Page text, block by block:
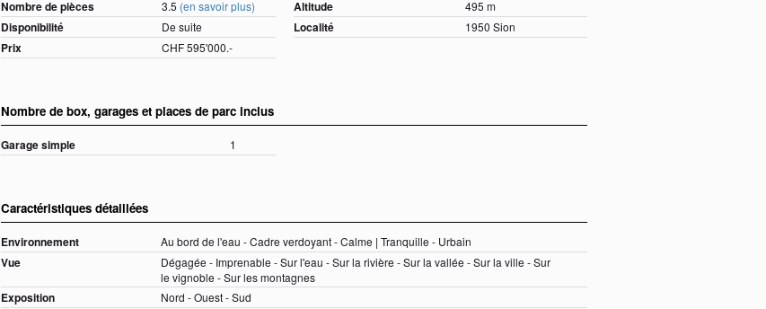
Nombre de pièces 3.5 (en savoir plus)
Disponibilité De suite
Prix CHF 595'000.-
Altitude 495 m
Localité 1950 Sion
Nombre de box, garages et places de parc inclus
Garage simple 1
Caractéristiques détaillées
Environnement Au bord de l'eau - Cadre verdoyant - Calme | Tranquille - Urbain
Vue
Dégagée - Imprenable - Sur l'eau - Sur la rivière - Sur la vallée - Sur la ville - Sur
le vignoble - Sur les montagnes
Exposition Nord - Ouest - Sud